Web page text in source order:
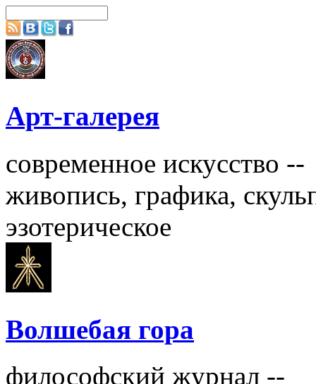
Арт-галерея
современное искусство --
живопись, графика,
эзотерическое
Волшебая гора
философский журнал --